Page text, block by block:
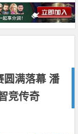
圆满落幕 潘
竞传奇